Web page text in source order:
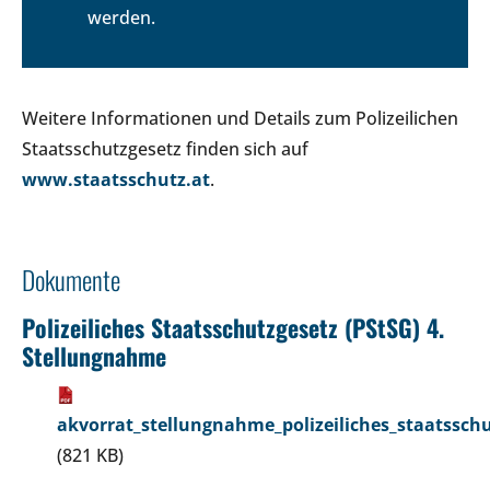
werden.
Weitere Informationen und Details zum Polizeilichen
Staatsschutzgesetz finden sich auf
www.staatsschutz.at.
Dokumente
Polizeiliches Staatsschutzgesetz (PStSG) 4.
Stellungnahme
(821 KB)